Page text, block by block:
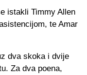
istakli Timmy Allen
te Amar
dva skoka i dvije
Za dva poena,